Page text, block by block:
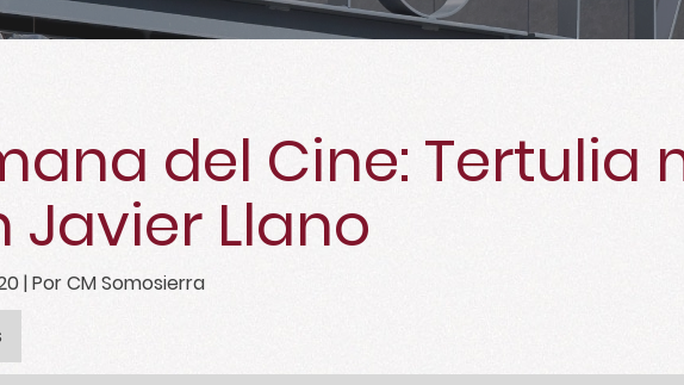
del Cine: Tertulia
Javier Llano
| Por CM Somosierra